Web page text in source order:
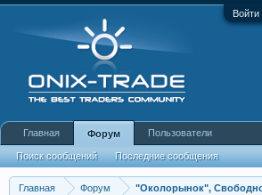
Войти
Главная Форум "Околорынок",
Главная Форум
Поиск сообщений Последние сообщения
Пользователи